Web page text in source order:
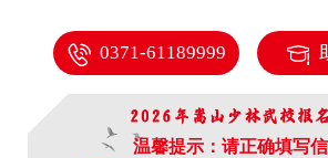
0371-61189999
温馨提示：请正确填写信